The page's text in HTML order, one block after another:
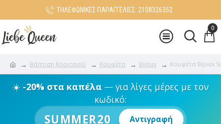
ΤΗΛΕΦΩΝΙΚΕΣ ΠΑΡΑΓΓΕΛΙΕΣ: 2108326352
0
Βάπτιση Κοριτσιού Κουφέτα Bijoux Κουφέτα Bijoux
☀️ -20% στα καπέλα— για λίγες μέρες με τον
κωδικό:
SUMMER20 Αντιγραφή